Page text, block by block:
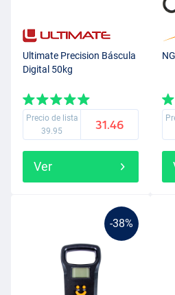
Ultimate Precision Báscula
Digital 50kg
Precio de lista
39.95
31.46
Ver
-38%